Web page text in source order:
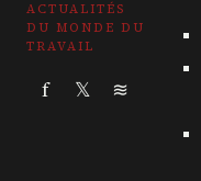
ACTUALITÉS
DU MONDE DU
TRAVAIL
f 𝕏 ≋